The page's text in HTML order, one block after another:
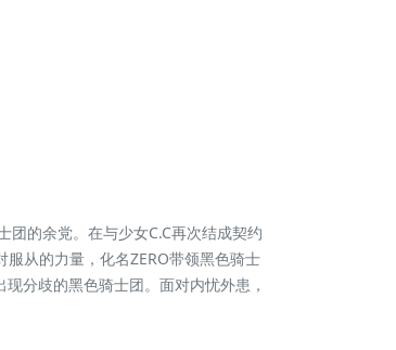
团的余党。在与少女C.C再次结成契约
从的力量，化名ZERO带领黑色骑士
分歧的黑色骑士团。面对内忧外患，